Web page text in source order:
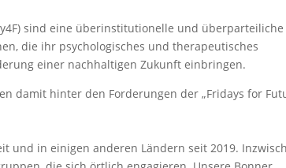
sind eine überinstitutionelle und überparteiliche
die ihr psychologisches und therapeutisches
einer nachhaltigen Zukunft einbringen.
damit hinter den Forderungen der „Fridays for
und in einigen anderen Ländern seit 2019.